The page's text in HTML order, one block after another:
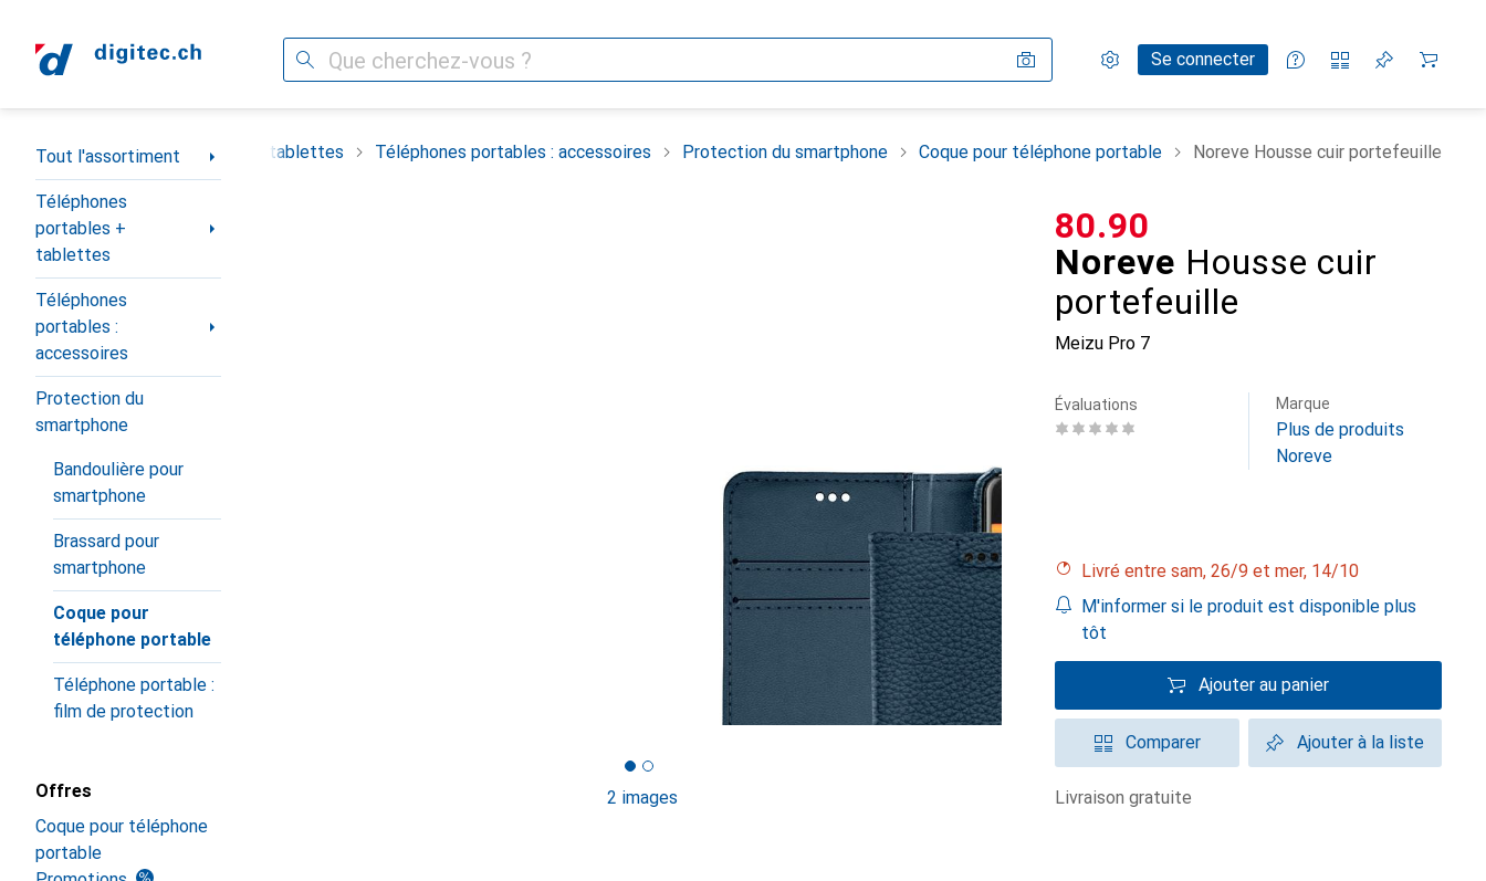
Recherche Paramètres
Compte clientSe connecter
Listes de comparaison
Listes d'envies
Panier
Navigation par catégorie
Tout l'assortiment
Téléphones
portables +
tablettes
Téléphones
portables :
accessoires
Protection du
smartphone
Bandoulière pour
smartphone
Brassard pour
smartphone
Coque pour
téléphone portable
Téléphone portable :
film de protection
Offres
Coque pour téléphone
portable
Téléphones portables + tablettes Téléphones portables : accessoires Protection du smartphone Coque pour téléphone portable Noreve Housse cuir portefeuille
2 images
Noreve Housse cuir
portefeuille
Meizu Pro 7
CHF
80.90
Évaluations Marque
Plus de produits
Noreve
Livré entre sam, 26/9 et mer, 14/10
M'informer si le produit est disponible plus
tôt
Ajouter au panier
Comparer Ajouter à la liste
livraison gratuite